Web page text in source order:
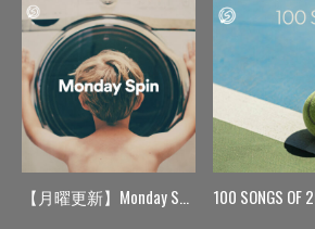
【月曜更新】Monday Spin 100 SONGS OF